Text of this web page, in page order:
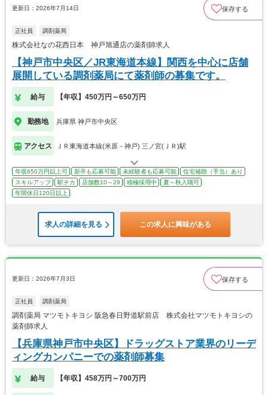
更新日：2026年7月14日 保存する
正社員 調剤薬局
株式会社なの花西日本 神戸旭通店の薬剤師求人
【神戸市中央区／JR東海道本線】関西を中心に店舗
展開している調剤薬局にて薬剤師の募集です。
給与 【年収】450万円～650万円
勤務地 兵庫県 神戸市中央区
アクセス ＪＲ東海道本線(米原－神戸) 三ノ宮(ＪＲ)駅
年収650万円以上可 新卒も応募可能 未経験者も応募可能
住宅補助（手当）あり
スキルアップ
駅チカ 店舗数10～29 積極採用中
夏～秋入職可
年間休日120日以上
求人の詳細を見る この求人に興味がある
更新日：2026年7月3日 保存する
正社員 調剤薬局
調剤薬局 マツモトキヨシ 阪急春日野道駅前店 株式会社マツモトキヨシの
薬剤師求人
【兵庫県神戸市中央区】ドラッグストア業界のリーデ
ィングカンパニーでの薬剤師募集
給与 【年収】458万円～700万円